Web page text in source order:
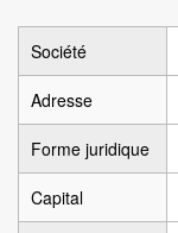
Société
Adresse
Forme juridique
Capital